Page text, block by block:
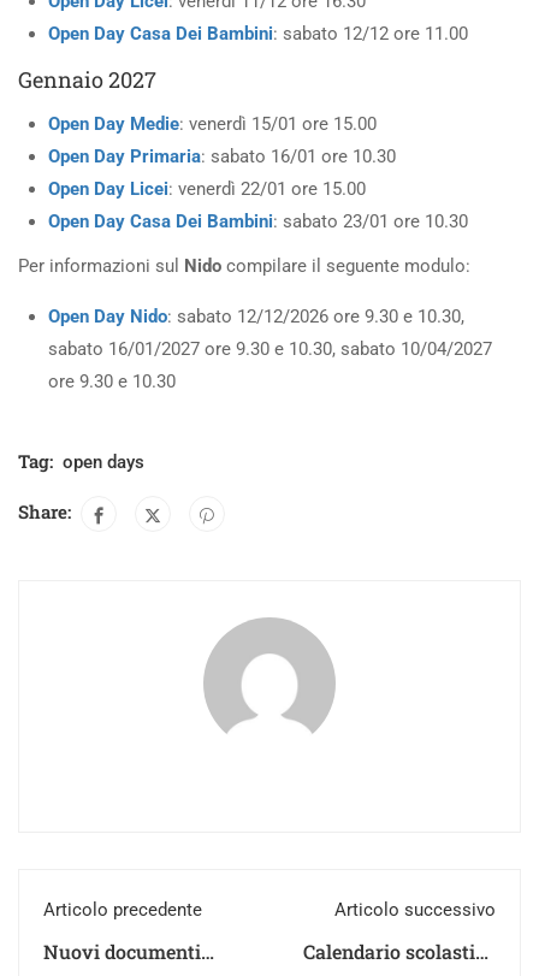
Open Day Casa Dei Bambini: sabato 12/12 ore 11.00
Gennaio 2027
Open Day Medie: venerdì 15/01 ore 15.00
Open Day Primaria: sabato 16/01 ore 10.30
Open Day Licei: venerdì 22/01 ore 15.00
Open Day Casa Dei Bambini: sabato 23/01 ore 10.30
Per informazioni sul Nido compilare il seguente modulo:
Open Day Nido: sabato 12/12/2026 ore 9.30 e 10.30,
sabato 16/01/2027 ore 9.30 e 10.30, sabato 10/04/2027
ore 9.30 e 10.30
Tag: open days
Share:
Articolo precedente
Nuovi documenti
Articolo successivo
Calendario scolastico